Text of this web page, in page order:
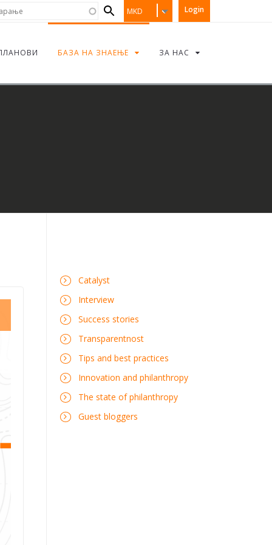
Login
MKD
БАЗА НА ЗНАЕЊЕ ЗА НАС
Catalyst
Interview
Success stories
Transparentnost
Tips and best practices
Innovation and philanthropy
The state of philanthropy
Guest bloggers